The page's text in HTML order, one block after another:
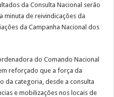
da Consulta Nacional serão
minuta de reivindicações da
da Campanha Nacional dos
do Comando Nacional
reforçado que a força da
da categoria, desde a consulta
e mobilizações nos locais de